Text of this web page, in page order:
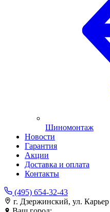
Шиномонтаж
Новости
Гарантия
Акции
Доставка и оплата
Контакты
(495) 654-32-43
г. Дзержинский, ул.